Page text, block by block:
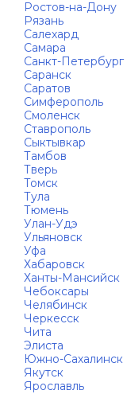
Ростов-на-Дону
Рязань
Салехард
Самара
Санкт-Петербург
Саранск
Саратов
Симферополь
Смоленск
Ставрополь
Сыктывкар
Тамбов
Тверь
Томск
Тула
Тюмень
Улан-Удэ
Ульяновск
Уфа
Хабаровск
Ханты-Мансийск
Чебоксары
Челябинск
Черкесск
Чита
Элиста
Южно-Сахалинск
Якутск
Ярославль